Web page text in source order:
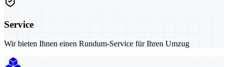
Service
Wir bieten Ihnen einen Rundum-Service für Ihren Umzug